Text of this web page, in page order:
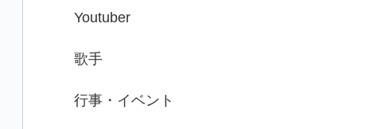
Youtuber
歌手
行事・イベント